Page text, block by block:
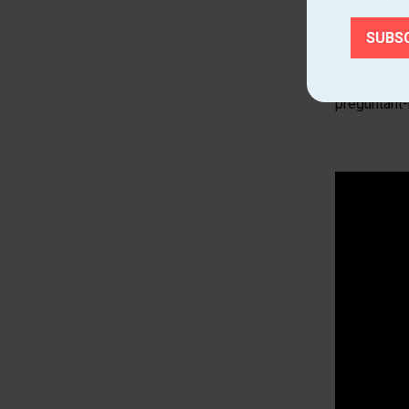
A
i